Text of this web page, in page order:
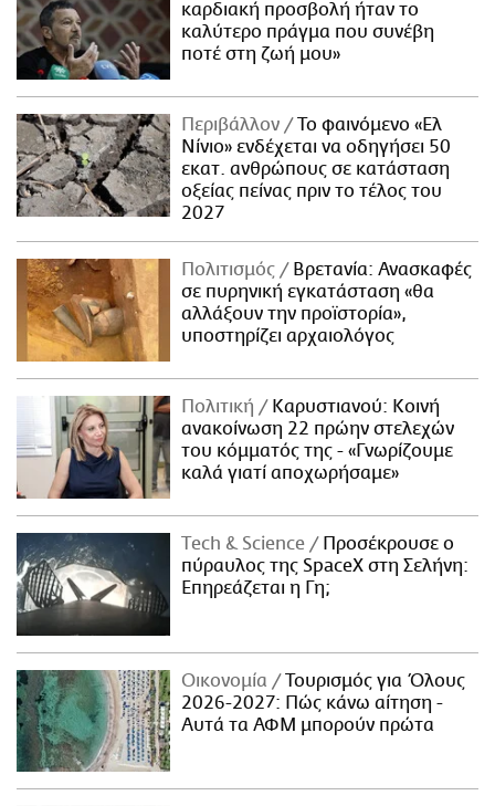
καρδιακή προσβολή ήταν το
καλύτερο πράγμα που συνέβη
ποτέ στη ζωή μου»
Περιβάλλον
Το φαινόμενο «Ελ
Νίνιο» ενδέχεται να οδηγήσει 50
εκατ. ανθρώπους σε κατάσταση
οξείας πείνας πριν το τέλος του
2027
Πολιτισμός
Βρετανία: Ανασκαφές
σε πυρηνική εγκατάσταση «θα
αλλάξουν την προϊστορία»,
υποστηρίζει αρχαιολόγος
Πολιτική
Καρυστιανού: Κοινή
ανακοίνωση 22 πρώην στελεχών
του κόμματός της - «Γνωρίζουμε
καλά γιατί αποχωρήσαμε»
Τech & Science
Προσέκρουσε ο
πύραυλος της SpaceX στη Σελήνη:
Επηρεάζεται η Γη;
Οικονομία
Τουρισμός για Όλους
2026-2027: Πώς κάνω αίτηση -
Αυτά τα ΑΦΜ μπορούν πρώτα